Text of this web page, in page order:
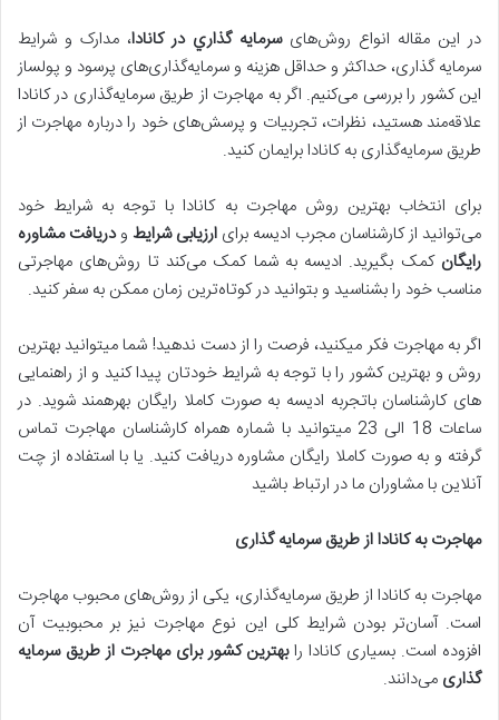
در این مقاله انواع روش‌هایسرمايه گذاري در كانادا، مدارک و شرایط
سرمایه گذاری، حداکثر و حداقل هزینه و سرمایه‌گذاری‌های پرسود و پولساز
این کشور را بررسی می‌کنیم. اگر به مهاجرت از طریق سرمایه‌گذاری در کانادا
علاقه‌مند هستید، نظرات، تجربیات و پرسش‌های خود را درباره مهاجرت از
طریق سرمایه‌گذاری به کانادا برایمان کنید.
برای انتخاب بهترین روش مهاجرت به کانادا با توجه به شرایط خود
می‌توانید از کارشناسان مجرب ادیسه برای ارزیابی شرایط ودریافت مشاوره
رایگان کمک بگیرید. ادیسه به شما کمک می‌کند تا روش‌های مهاجرتی
مناسب خود را بشناسید و بتوانید در کوتاه‌ترین زمان ممکن به سفر کنید.
اگر به مهاجرت فکر میکنید، فرصت را از دست ندهید! شما میتوانید بهترین
روش و بهترین کشور را با توجه به شرایط خودتان پیدا کنید و از راهنمایی
های کارشناسان باتجربه ادیسه به صورت کاملا رایگان بهرهمند شوید. در
ساعات 18 الی 23 میتوانید با شماره همراه کارشناسان مهاجرت تماس
گرفته و به صورت کاملا رایگان مشاوره دریافت کنید. یا با استفاده از چت
آنلاین با مشاوران ما در ارتباط باشید
مهاجرت به کانادا از طریق سرمایه گذاری
مهاجرت به کانادا از طریق سرمایه‌گذاری، یکی از روش‌های محبوب مهاجرت
است. آسان‌تر بودن شرایط کلی این نوع مهاجرت نیز بر محبوبیت آن
افزوده است. بسیاری کانادا رابهترین کشور برای مهاجرت از طریق سرمایه
گذاری می‌دانند.